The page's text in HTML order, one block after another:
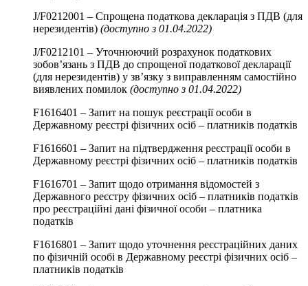
J/F0212001 – Спрощена податкова декларація з ПДВ (для
нерезидентів) (доступно з 01.04.2022)
J/F0212101 – Уточнюючий розрахунок податкових
зобов’язань з ПДВ до спрощеної податкової декларації
(для нерезидентів) у зв’язку з виправленням самостійно
виявлених помилок (доступно з 01.04.2022)
F1616401 – Запит на пошук реєстрації особи в
Державному реєстрі фізичних осіб – платників податків
F1616601 – Запит на підтвердження реєстрації особи в
Державному реєстрі фізичних осіб – платників податків
F1616701 – Запит щодо отримання відомостей з
Державного реєстру фізичних осіб – платників податків
про реєстраційні дані фізичної особи – платника
податків
F1616801 – Запит щодо уточнення реєстраційних даних
по фізичній особі в Державному реєстрі фізичних осіб –
платників податків